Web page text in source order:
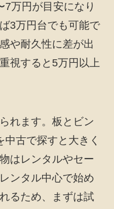
7万円が目安になり
3万円台でも可能で
や耐久性に差が出
視すると5万円以上
れます。板とビン
古で探すと大きく
はレンタルやセー
ンタル中心で始め
るため、まずは試